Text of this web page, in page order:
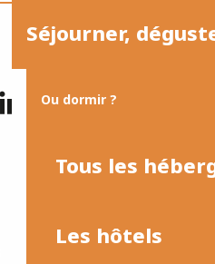
Séjourner,
Ou dormir ?
Tous les
Les hôtels